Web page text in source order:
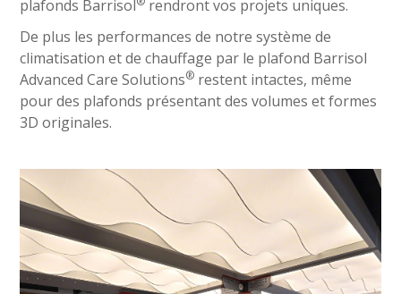
plafonds Barrisol
rendront vos projets uniques.
De plus les performances de notre système de
climatisation et de chauffage par le plafond Barrisol
Advanced Care Solutions® restent intactes, même
pour des plafonds présentant des volumes et formes
3D originales.